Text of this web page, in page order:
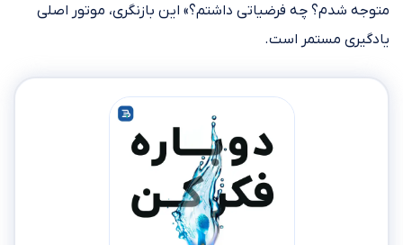
متوجه شدم؟ چه فرضیاتی داشتم؟» این بازنگری، موتور اصلی
یادگیری مستمر است.